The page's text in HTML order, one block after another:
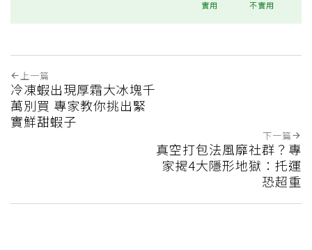
實用 不實用
上一篇
冷凍蝦出現厚霜大冰塊千
萬別買 專家教你挑出緊
實鮮甜蝦子
下一篇
真空打包法風靡社群？專
家揭4大隱形地獄：托運
恐超重